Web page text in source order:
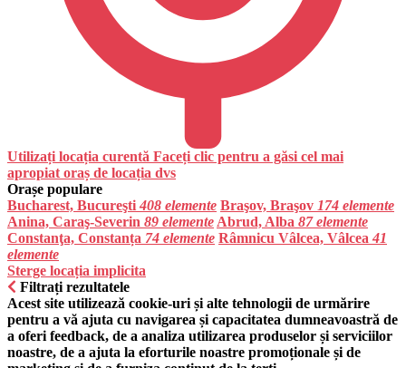
Utilizați locația curentă Faceți clic pentru a găsi cel mai
apropiat oraș de locația dvs
Orașe populare
Bucharest, Bucureşti 408 elemente Braşov, Braşov 174 elemente
Anina, Caraş-Severin 89 elementeAbrud, Alba 87 elemente
Constanţa, Constanța 74 elemente Râmnicu Vâlcea, Vâlcea 41
elemente
Sterge locația implicita
Filtrați rezultatele
Acest site utilizează cookie-uri și alte tehnologii de urmărire
pentru a vă ajuta cu navigarea și capacitatea dumneavoastră de
a oferi feedback, de a analiza utilizarea produselor și serviciilor
noastre, de a ajuta la eforturile noastre promoționale și de